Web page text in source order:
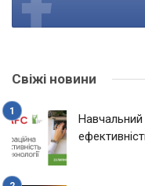
Свіжі новини
Навчальний